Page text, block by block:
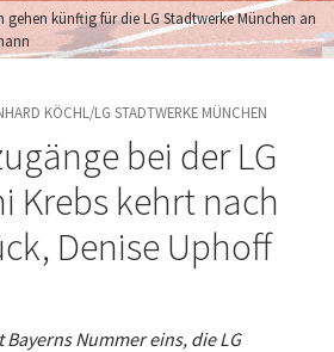
künftig für die LG Stadtwerke München an
KÖCHL/LG STADTWERKE MÜNCHEN
bei der LG
Krebs kehrt nach
Denise Uphoff
Nummer eins, die LG